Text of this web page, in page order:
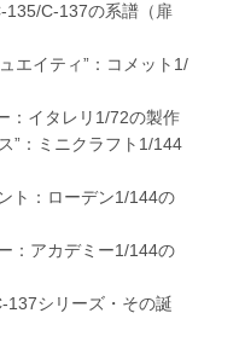
C-137の系譜（扉
エイティ”：コメット1/
イタレリ1/72の製作
”：ミニクラフト1/144
ト：ローデン1/144の
：アカデミー1/144の
シリーズ・その誕